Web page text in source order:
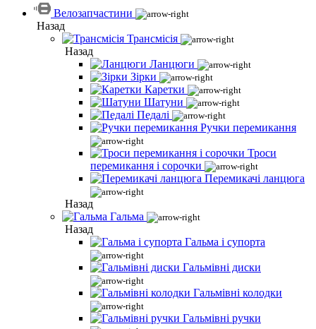
Велозапчастини
Назад
Трансмісія
Назад
Ланцюги
Зірки
Каретки
Шатуни
Педалі
Ручки перемикання
Троси
перемикання і сорочки
Перемикачі ланцюга
Назад
Гальма
Назад
Гальма і супорта
Гальмівні диски
Гальмівні колодки
Гальмівні ручки